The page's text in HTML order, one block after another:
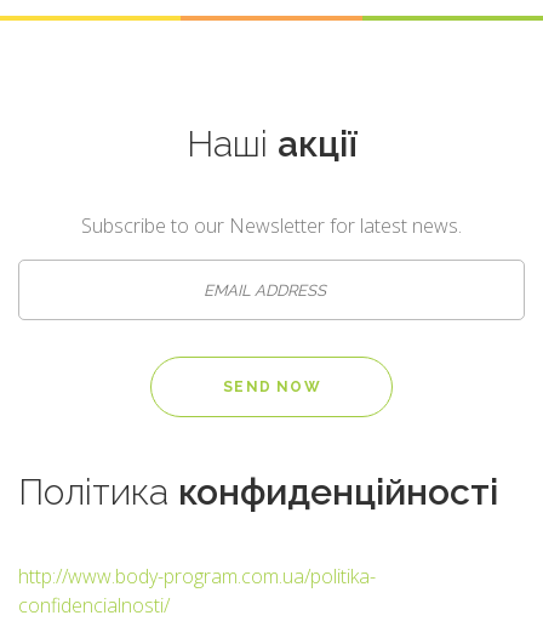
Наші акції
Subscribe to our Newsletter for latest news.
Політика конфиденційності
http://www.body-program.com.ua/politika-
confidencialnosti/